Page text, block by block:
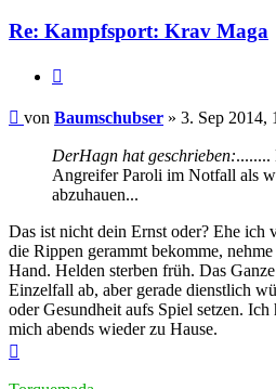
Re: Kampfsport: Krav Maga
Beitrag
von Baumschubser » 3. Sep 2014,
DerHagn hat geschrieben:........
Angreifer Paroli im Notfall als
abzuhauen...
Das ist nicht dein Ernst oder? Ehe ich
die Rippen gerammt bekomme,
Hand. Helden sterben früh. Das
Einzelfall ab, aber gerade dienstlich
oder Gesundheit aufs Spiel setzen.
mich abends wieder zu Hause.